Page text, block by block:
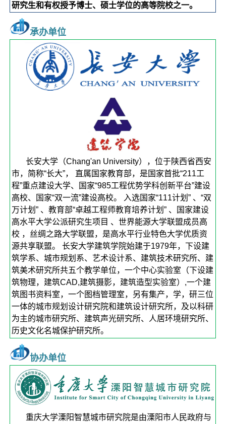
研究生和有权授予博士、硕士学位的高等院校之一。
承办单位
长安大学（Chang'an University），位于陕西省西安
市，简称“长大”， 直属国家教育部，是国家首批“211工
程”重点建设大学、国家“985工程优势学科创新平台”建设
高校、国家“双一流”建设高校。 入选国家“111计划” 、“双
万计划” 、教育部“卓越工程师教育培养计划” 、国家建设
高水平大学公派研究生项目 、世界能源大学联盟成员高
校 ，丝绸之路大学联盟，是高水平行业特色大学优质资
源共享联盟。 长安大学建筑学院始建于1979年，下设建
筑学系、城市规划系、艺术设计系、建筑技术研究所、建
筑美术研究所共五个教学单位，一个中心实验室（下设建
筑物理，建筑CAD,建筑摄影，建筑造型实验室）,一个建
筑图书资料室，一个图档管理室，另有集产，学，研三位
一体的城市规划设计研究院和建筑设计研究所，及以科研
为主的城市研究所、建筑声光研究所、人居环境研究所、
历史文化名城保护研究所。
协办单位
重庆大学溧阳智慧城市研究院是由溧阳市人民政府与